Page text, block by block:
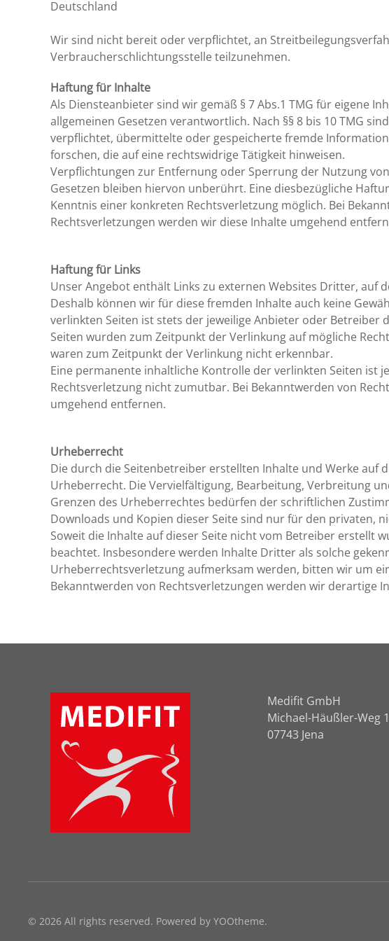
Deutschland
Wir sind nicht bereit oder verpflichtet, an
Verbraucherschlichtungsstelle teilzunehmen.
Haftung für Inhalte
Als Diensteanbieter sind wir gemäß § 7 Abs.1 TMG für eigene
allgemeinen Gesetzen verantwortlich. Nach §§ 8 bis 10 TMG
verpflichtet, übermittelte oder gespeicherte fremde
forschen, die auf eine rechtswidrige Tätigkeit hinweisen.
Verpflichtungen zur Entfernung oder Sperrung der Nutzung
Gesetzen bleiben hiervon unberührt. Eine diesbezügliche
Kenntnis einer konkreten Rechtsverletzung möglich. Bei
Rechtsverletzungen werden wir diese Inhalte umgehend
Haftung für Links
Unser Angebot enthält Links zu externen Websites Dritter, auf
Deshalb können wir für diese fremden Inhalte auch keine
verlinkten Seiten ist stets der jeweilige Anbieter oder Betreiber
Seiten wurden zum Zeitpunkt der Verlinkung auf mögliche
waren zum Zeitpunkt der Verlinkung nicht erkennbar.
Eine permanente inhaltliche Kontrolle der verlinkten Seiten ist
Rechtsverletzung nicht zumutbar. Bei Bekanntwerden von
umgehend entfernen.
Urheberrecht
Die durch die Seitenbetreiber erstellten Inhalte und Werke auf
Urheberrecht. Die Vervielfältigung, Bearbeitung, Verbreitung
Grenzen des Urheberrechtes bedürfen der schriftlichen
Downloads und Kopien dieser Seite sind nur für den privaten,
Soweit die Inhalte auf dieser Seite nicht vom Betreiber erstellt
beachtet. Insbesondere werden Inhalte Dritter als solche
Urheberrechtsverletzung aufmerksam werden, bitten wir um
Bekanntwerden von Rechtsverletzungen werden wir derartige
Medifit GmbH
Michael-Häußler-Weg
07743 Jena
© 2026 All rights reserved. Powered by YOOtheme.